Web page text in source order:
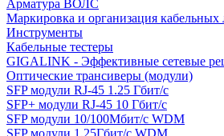
Арматура ВОЛС
Маркировка и организация кабельных
Инструменты
Кабельные тестеры
GIGALINK - Эффективные сетевые
Оптические трансиверы (модули)
SFP модули RJ-45 1.25 Гбит/c
SFP+ модули RJ-45 10 Гбит/c
SFP модули 10/100Мбит/с WDM
SFP модули 1,25Гбит/с WDM